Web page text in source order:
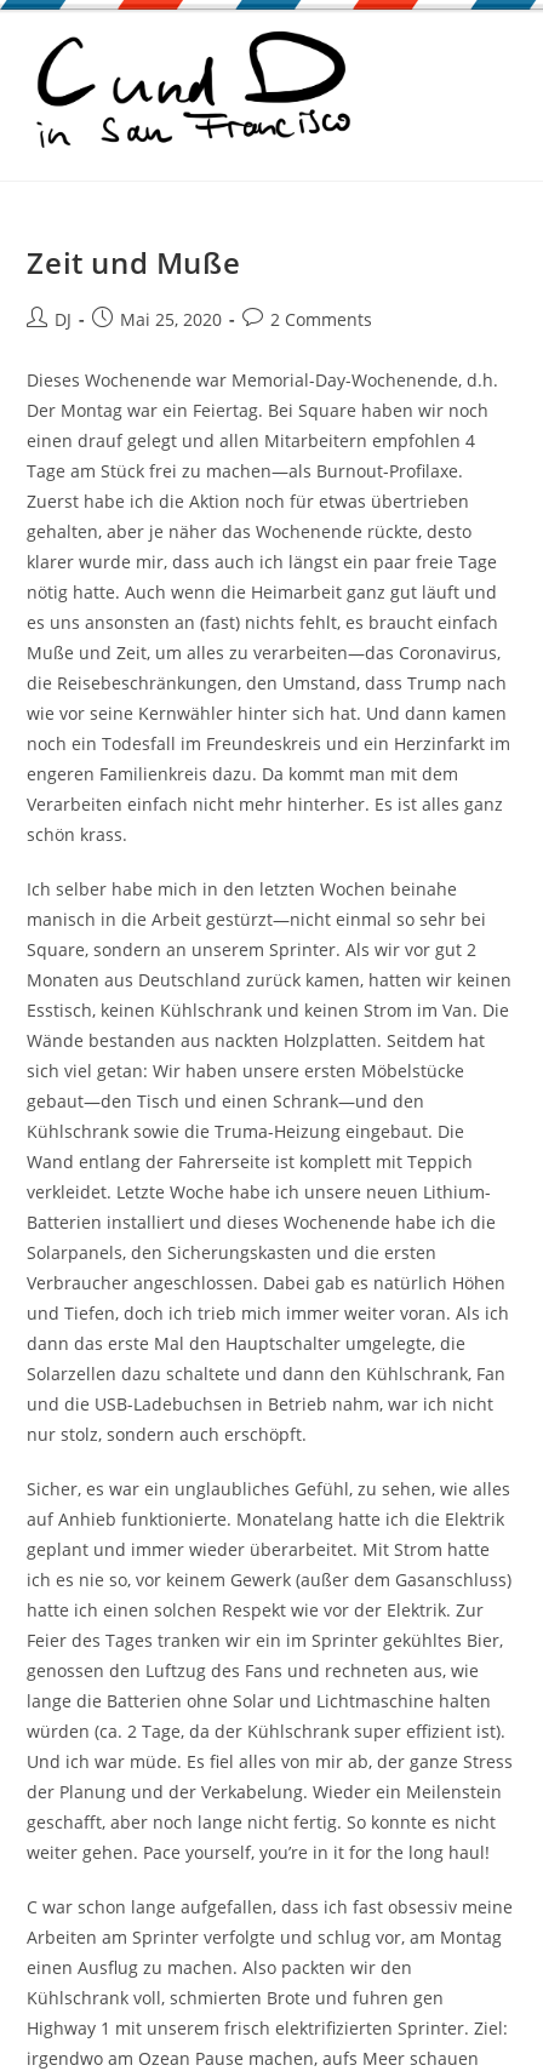
Zum
springen
Zeit und Muße
Beitrags-
DJ
BeitragMai 25, 2020
Beitrags-
2 Comments
Dieses Wochenende war Memorial-Day-Wochenende, d.h.
Der Montag war ein Feiertag. Bei Square haben wir noch
einen drauf gelegt und allen Mitarbeitern empfohlen 4
Tage am Stück frei zu machen—als Burnout-Profilaxe.
Zuerst habe ich die Aktion noch für etwas übertrieben
gehalten, aber je näher das Wochenende rückte, desto
klarer wurde mir, dass auch ich längst ein paar freie Tage
nötig hatte. Auch wenn die Heimarbeit ganz gut läuft und
es uns ansonsten an (fast) nichts fehlt, es braucht einfach
Muße und Zeit, um alles zu verarbeiten—das Coronavirus,
die Reisebeschränkungen, den Umstand, dass Trump nach
wie vor seine Kernwähler hinter sich hat. Und dann kamen
noch ein Todesfall im Freundeskreis und ein Herzinfarkt im
engeren Familienkreis dazu. Da kommt man mit dem
Verarbeiten einfach nicht mehr hinterher. Es ist alles ganz
schön krass.
Ich selber habe mich in den letzten Wochen beinahe
manisch in die Arbeit gestürzt—nicht einmal so sehr bei
Square, sondern an unserem Sprinter. Als wir vor gut 2
Monaten aus Deutschland zurück kamen, hatten wir keinen
Esstisch, keinen Kühlschrank und keinen Strom im Van. Die
Wände bestanden aus nackten Holzplatten. Seitdem hat
sich viel getan: Wir haben unsere ersten Möbelstücke
gebaut—den Tisch und einen Schrank—und den
Kühlschrank sowie die Truma-Heizung eingebaut. Die
Wand entlang der Fahrerseite ist komplett mit Teppich
verkleidet. Letzte Woche habe ich unsere neuen Lithium-
Batterien installiert und dieses Wochenende habe ich die
Solarpanels, den Sicherungskasten und die ersten
Verbraucher angeschlossen. Dabei gab es natürlich Höhen
und Tiefen, doch ich trieb mich immer weiter voran. Als ich
dann das erste Mal den Hauptschalter umgelegte, die
Solarzellen dazu schaltete und dann den Kühlschrank, Fan
und die USB-Ladebuchsen in Betrieb nahm, war ich nicht
nur stolz, sondern auch erschöpft.
Sicher, es war ein unglaubliches Gefühl, zu sehen, wie alles
auf Anhieb funktionierte. Monatelang hatte ich die Elektrik
geplant und immer wieder überarbeitet. Mit Strom hatte
ich es nie so, vor keinem Gewerk (außer dem Gasanschluss)
hatte ich einen solchen Respekt wie vor der Elektrik. Zur
Feier des Tages tranken wir ein im Sprinter gekühltes Bier,
genossen den Luftzug des Fans und rechneten aus, wie
lange die Batterien ohne Solar und Lichtmaschine halten
würden (ca. 2 Tage, da der Kühlschrank super effizient ist).
Und ich war müde. Es fiel alles von mir ab, der ganze Stress
der Planung und der Verkabelung. Wieder ein Meilenstein
geschafft, aber noch lange nicht fertig. So konnte es nicht
weiter gehen. Pace yourself, you’re in it for the long haul!
C war schon lange aufgefallen, dass ich fast obsessiv meine
Arbeiten am Sprinter verfolgte und schlug vor, am Montag
einen Ausflug zu machen. Also packten wir den
Kühlschrank voll, schmierten Brote und fuhren gen
Highway 1 mit unserem frisch elektrifizierten Sprinter. Ziel:
irgendwo am Ozean Pause machen, aufs Meer schauen